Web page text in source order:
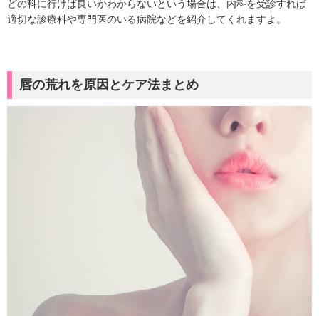
どの科に行けば良いかわからないという場合は、内科を受診すれば
適切な診療科や専門医のいる病院などを紹介してくれますよ。
唇の荒れを原因とケア法まとめ